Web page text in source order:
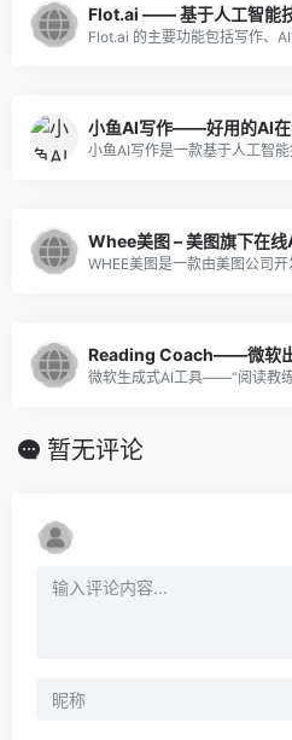
Flot.ai —— 基于人工智能
小鱼AI写作——好用的AI在
Whee美图 – 美图旗下在
Reading Coach——微软
暂无评论